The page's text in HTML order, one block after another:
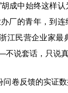
成中始终这样
厂的青年，到
江民营企业家
说套话，只说真
问卷反馈的实证